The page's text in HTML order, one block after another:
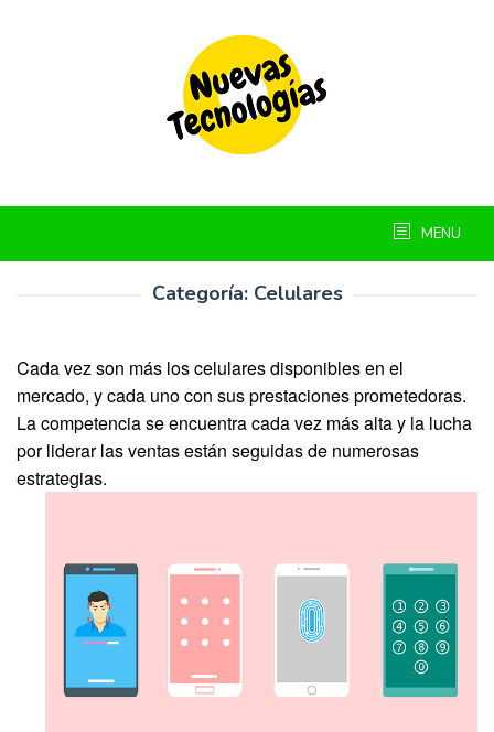
MENU
Categoría: Celulares
Cada vez son más los celulares disponibles en el
mercado, y cada uno con sus prestaciones prometedoras.
La competencia se encuentra cada vez más alta y la lucha
por liderar las ventas están seguidas de numerosas
estrategias.